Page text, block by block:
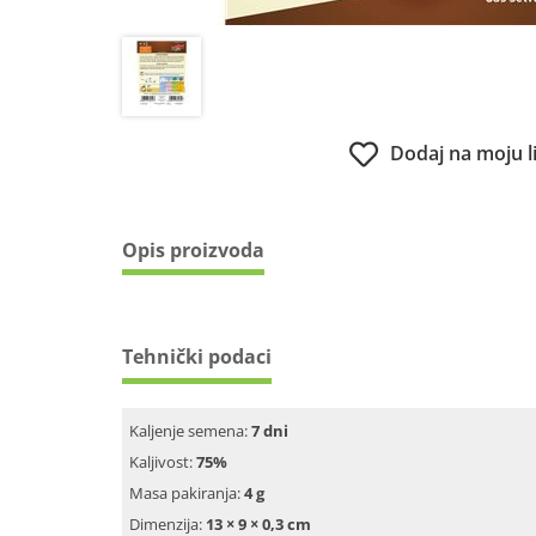
Dodaj na moju
Opis proizvoda
Tehnički podaci
Kaljenje semena:7 dni
Kaljivost:75%
Masa pakiranja:4 g
Dimenzija: 13 × 9 × 0,3 cm